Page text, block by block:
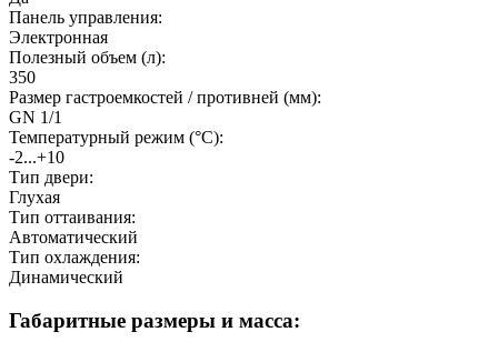
Панель управления:
Электронная
Полезный объeм (л):
350
Размер гастроемкостей / противней (мм):
GN 1/1
Температурный режим (°C):
-2...+10
Тип двери:
Глухая
Тип оттаивания:
Автоматический
Тип охлаждения:
Динамический
Габаритные размеры и масса: